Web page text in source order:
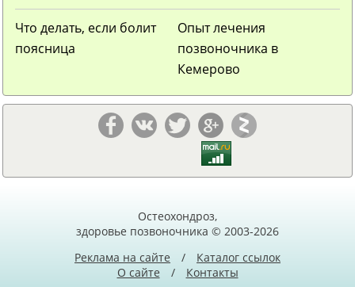
Что делать, если болит
поясница
Опыт лечения
позвоночника в
Кемерово
Остеохондроз,
здоровье позвоночника © 2003-2026
Реклама на сайте
/
Каталог ссылок
О сайте
/ Контакты